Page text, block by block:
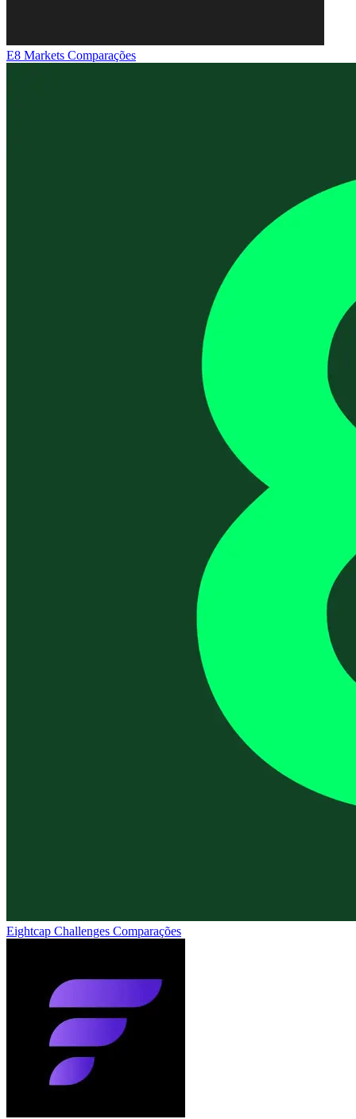
E8 Markets Comparações
Eightcap Challenges Comparações